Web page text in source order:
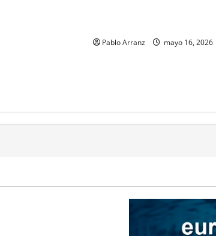
Pablo Arranz mayo 16, 2026